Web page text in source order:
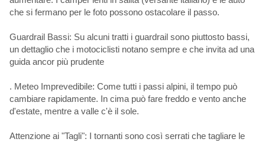
che si fermano per le foto possono ostacolare il passo.
Guardrail Bassi: Su alcuni tratti i guardrail sono piuttosto bassi,
un dettaglio che i motociclisti notano sempre e che invita ad una
guida ancor più prudente
. Meteo Imprevedibile: Come tutti i passi alpini, il tempo può
cambiare rapidamente. In cima può fare freddo e vento anche
d'estate, mentre a valle c'è il sole.
Attenzione ai "Tagli": I tornanti sono così serrati che tagliare le